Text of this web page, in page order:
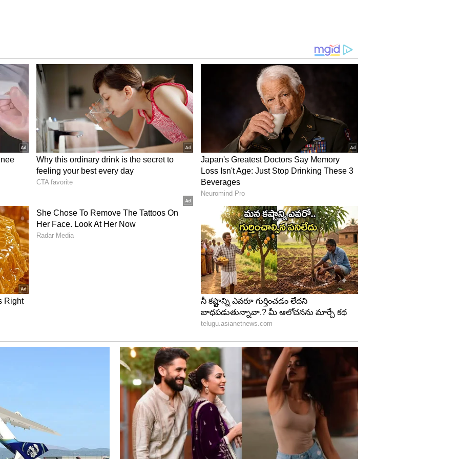
ఫోటోలు ప్రస్తుతం సోషల్ మీడియాలో వైరల్
ప్రధాని ఫోటోలను అభిమానులు విపరీతంగా షేర్